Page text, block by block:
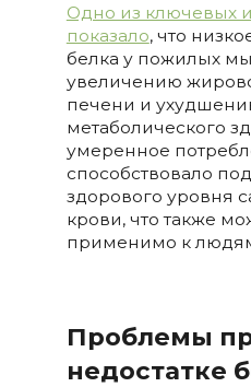
Одно из ключевых
показало, что
белка у пожилых
увеличению
печени и
метаболического
умеренное
способствовало
здорового уровня
крови, что также
применимо к
Проблемы
недостатке